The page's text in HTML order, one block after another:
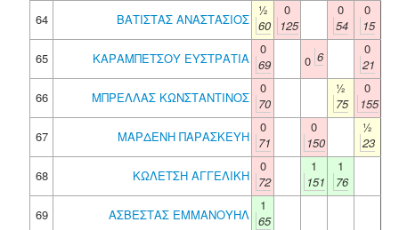
64
ΒΑΤΙΣΤΑΣ ΑΝΑΣΤΑΣΙΟΣ
½
60
0
125
0
54
0
15
65
ΚΑΡΑΜΠΕΤΣΟΥ ΕΥΣΤΡΑΤΙΑ
0
69
0 6
0
21
66
ΜΠΡΕΛΛΑΣ ΚΩΝΣΤΑΝΤΙΝΟΣ
0
70
½
75
0
155
67
ΜΑΡΔΕΝΗ ΠΑΡΑΣΚΕΥΗ
0
71
0
150
½
23
68
ΚΩΛΕΤΣΗ ΑΓΓΕΛΙΚΗ
0
72
1
151
1
76
69
ΑΣΒΕΣΤΑΣ ΕΜΜΑΝΟΥΗΛ
1
65